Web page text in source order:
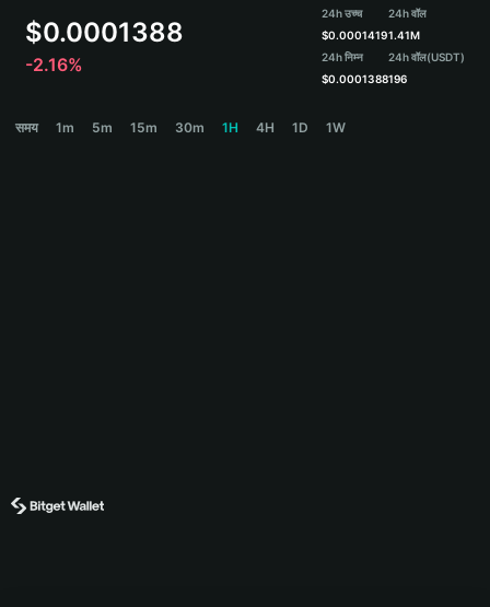
Español
$0.0001388
-2.16%
24h उच्च
$0.0001419
24h निम्न
$0.0001388
24h वॉल
1.41M
24h वॉल(USDT)
196
समय 1m 5m 15m 30m 1H 4H 1D 1W